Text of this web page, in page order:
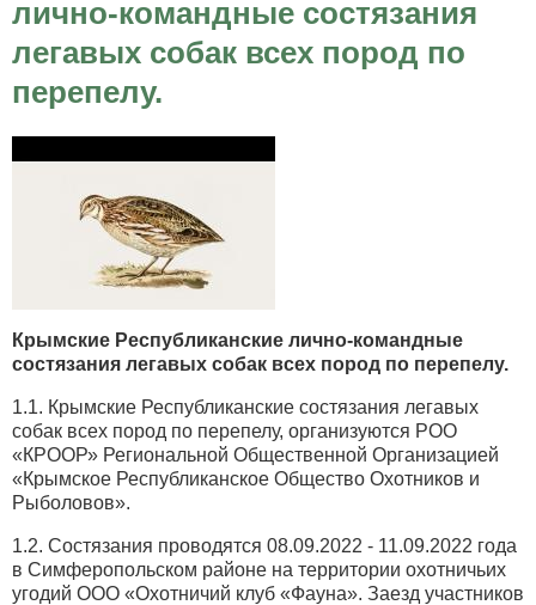
лично-командные состязания
легавых собак всех пород по
перепелу.
Крымские Республиканские лично-командные
состязания легавых собак всех пород по перепелу.
1.1. Крымские Республиканские состязания легавых
собак всех пород по перепелу, организуются РОО
«КРООР» Региональной Общественной Организацией
«Крымское Республиканское Общество Охотников и
Рыболовов».
1.2. Состязания проводятся 08.09.2022 - 11.09.2022 года
в Симферопольском районе на территории охотничьих
угодий ООО «Охотничий клуб «Фауна». Заезд участников